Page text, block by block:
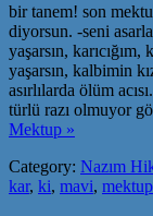
bir tanem! son
diyorsun. -seni
yaşarsın,
yaşarsın, kalbimin
asırlılarda ölüm
türlü razı olmuyor
Mektup »
Category: Nazım
kar, ki, mavi, mektup